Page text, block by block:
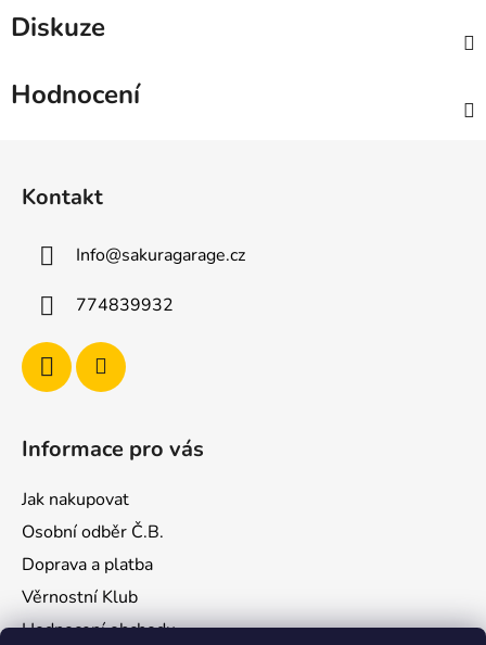
Diskuze
Hodnocení
Kontakt
Info@sakuragarage.cz
774839932
Informace pro vás
Jak nakupovat
Osobní odběr Č.B.
Doprava a platba
Věrnostní Klub
Hodnocení obchodu